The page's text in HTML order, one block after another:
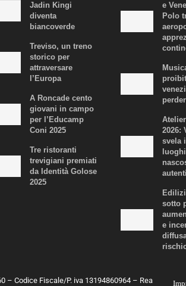
Jadin Kingi
diventa
biancoverde
Treviso, un treno
storico per
attraversare
l’Europa
A Roncade cento
giovani in campo
per l’Educamp
Coni 2025
Tre ristoranti
trevigiani premiati
da Identità Golose
2025
e
Polo
2026:
svela
sotto
e
– Codice Fiscale/P. iva 13194860964 – Rea